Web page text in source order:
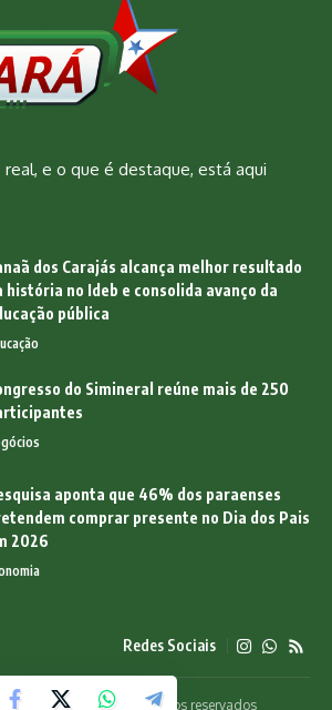
e o que é destaque, está aqui
dos Carajás alcança melhor resultado
história no Ideb e consolida avanço da
pública
do Simineral reúne mais de 250
aponta que 46% dos paraenses
comprar presente no Dia dos Pais
2026
Redes Sociais
Online - Todos os direitos reservados